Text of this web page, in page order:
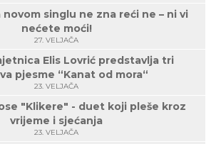
novom singlu ne zna reći ne – ni vi
nećete moći!
27. VELJAČA
Elis Lovrić predstavlja tri
pjesme “Kanat od mora“
23. VELJAČA
"Klikere" - duet koji pleše kroz
vrijeme i sjećanja
23. VELJAČA